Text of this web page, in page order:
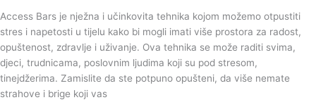
Access Bars je nježna i učinkovita tehnika kojom možemo otpustiti
stres i napetosti u tijelu kako bi mogli imati više prostora za radost,
opuštenost, zdravlje i uživanje. Ova tehnika se može raditi svima,
djeci, trudnicama, poslovnim ljudima koji su pod stresom,
tinejdžerima. Zamislite da ste potpuno opušteni, da više nemate
strahove i brige koji vas